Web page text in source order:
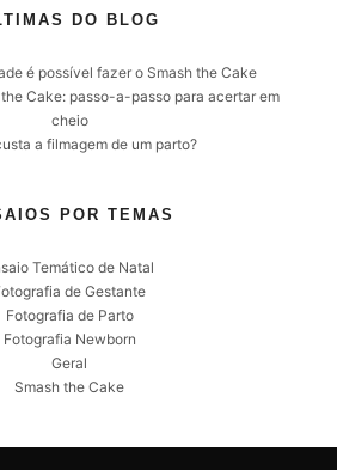
DO BLOG
é possível fazer o Smash the Cake
Cake: passo-a-passo para acertar em
cheio
a filmagem de um parto?
POR TEMAS
Temático de Natal
de Gestante
Fotografia de Parto
Fotografia Newborn
Geral
Smash the Cake